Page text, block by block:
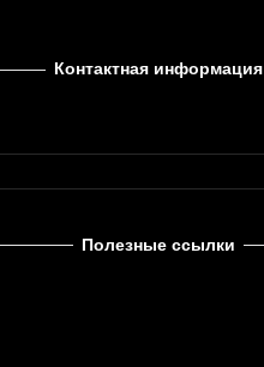
Контактная информация
Полезные ссылки